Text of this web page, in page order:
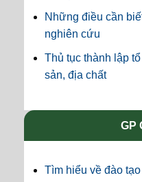
Những điều cần
nghiên cứu
Thủ tục thành lập
sản, địa chất
GP
Tìm hiểu về đào